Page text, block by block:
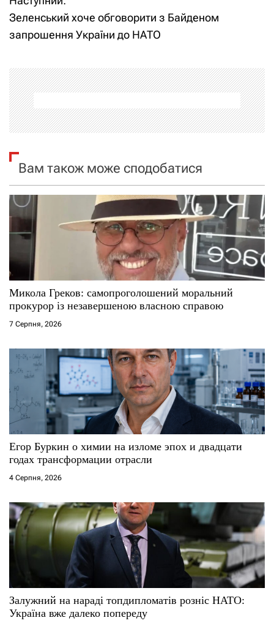
в
і
а
ц
і
я
з
а
и
с
і
в
Зеленський хоче обговорити з Байденом
запрошення України до НАТО
Вам також може сподобатися
Микола Греков: самопроголошений моральний
прокурор із незавершеною власною справою
7 Серпня, 2026
Егор Буркин о химии на изломе эпох и двадцати
годах трансформации отрасли
4 Серпня, 2026
Залужний на нараді топдипломатів розніс НАТО:
Україна вже далеко попереду